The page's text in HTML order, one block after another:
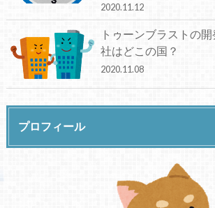
2020.11.12
トゥーンブラストの
社はどこの国？
2020.11.08
プロフィール